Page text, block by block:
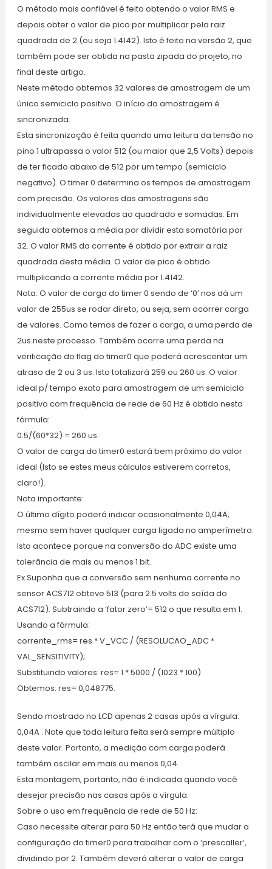
O método mais confiável é feito obtendo o valor RMS e
depois obter o valor de pico por multiplicar pela raiz
quadrada de 2 (ou seja 1.4142). Isto é feito na versão 2, que
também pode ser obtida na pasta zipada do projeto, no
final deste artigo.
Neste método obtemos 32 valores de amostragem de um
único semiciclo positivo. O início da amostragem é
sincronizada.
Esta sincronização é feita quando uma leitura da tensão no
pino 1 ultrapassa o valor 512 (ou maior que 2,5 Volts) depois
de ter ficado abaixo de 512 por um tempo (semiciclo
negativo). O timer 0 determina os tempos de amostragem
com precisão. Os valores das amostragens são
individualmente elevadas ao quadrado e somadas. Em
seguida obtemos a média por dividir esta somatória por
32. O valor RMS da corrente é obtido por extrair a raiz
quadrada desta média. O valor de pico é obtido
multiplicando a corrente média por 1.4142.
Nota: O valor de carga do timer 0 sendo de ‘0’ nos dá um
valor de 255us se rodar direto, ou seja, sem ocorrer carga
de valores. Como temos de fazer a carga, a uma perda de
2us neste processo. Também ocorre uma perda na
verificação do flag do timer0 que poderá acrescentar um
atraso de 2 ou 3 us. Isto totalizará 259 ou 260 us. O valor
ideal p/ tempo exato para amostragem de um semiciclo
positivo com frequência de rede de 60 Hz é obtido nesta
fórmula:
0.5/(60*32) = 260 us.
O valor de carga do timer0 estará bem próximo do valor
ideal (Isto se estes meus cálculos estiverem corretos,
claro!).
Nota importante:
O último dígito poderá indicar ocasionalmente 0,04A,
mesmo sem haver qualquer carga ligada no amperímetro.
Isto acontece porque na conversão do ADC existe uma
tolerância de mais ou menos 1 bit.
Ex.Suponha que a conversão sem nenhuma corrente no
sensor ACS712 obteve 513 (para 2.5 volts de saída do
ACS712). Subtraindo a ‘fator zero’= 512 o que resulta em 1.
Usando a fórmula:
corrente_rms= res * V_VCC / (RESOLUCAO_ADC *
VAL_SENSITIVITY);
Substituindo valores: res= 1 * 5000 / (1023 * 100)
Obtemos: res= 0,048775.
Sendo mostrado no LCD apenas 2 casas após a vírgula:
0,04A . Note que toda leitura feita será sempre múltiplo
deste valor. Portanto, a medição com carga poderá
também oscilar em mais ou menos 0,04.
Esta montagem, portanto, não é indicada quando você
desejar precisão nas casas após a vírgula.
Sobre o uso em frequência de rede de 50 Hz:
Caso necessite alterar para 50 Hz então terá que mudar a
configuração do timer0 para trabalhar com o ‘prescaller’,
dividindo por 2. Também deverá alterar o valor de carga